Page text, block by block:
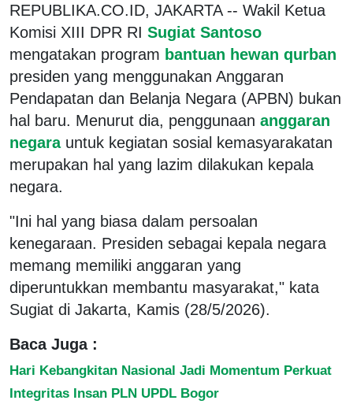
REPUBLIKA.CO.ID, JAKARTA -- Wakil Ketua
Komisi XIII DPR RI Sugiat Santoso
mengatakan program bantuan hewan qurban
presiden yang menggunakan Anggaran
Pendapatan dan Belanja Negara (APBN) bukan
hal baru. Menurut dia, penggunaan anggaran
negara untuk kegiatan sosial kemasyarakatan
merupakan hal yang lazim dilakukan kepala
negara.
"Ini hal yang biasa dalam persoalan
kenegaraan. Presiden sebagai kepala negara
memang memiliki anggaran yang
diperuntukkan membantu masyarakat," kata
Sugiat di Jakarta, Kamis (28/5/2026).
Baca Juga :
Hari Kebangkitan Nasional Jadi Momentum Perkuat
Integritas Insan PLN UPDL Bogor